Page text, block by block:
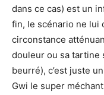
dans ce cas) est un
fin, le scénario ne lui
circonstance
douleur ou sa tartine
beurré), c’est juste
Gwi le super